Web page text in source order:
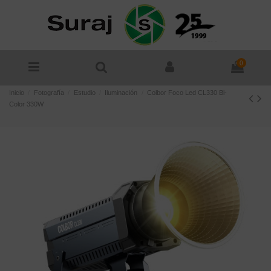
0
Inicio Fotografía Estudio Iluminación
Colbor Foco Led CL330 Bi-
Color 330W